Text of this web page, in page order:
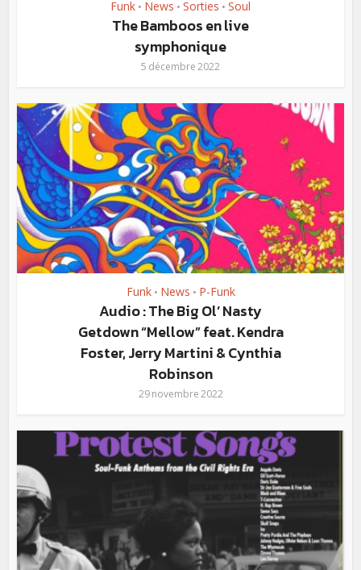
Funk • News • Sorties • Soul
The Bamboos en live
symphonique
5 décembre 2022
Funk • News • P-Funk
Audio : The Big Ol’ Nasty
Getdown “Mellow” feat. Kendra
Foster, Jerry Martini & Cynthia
Robinson
29 novembre 2022